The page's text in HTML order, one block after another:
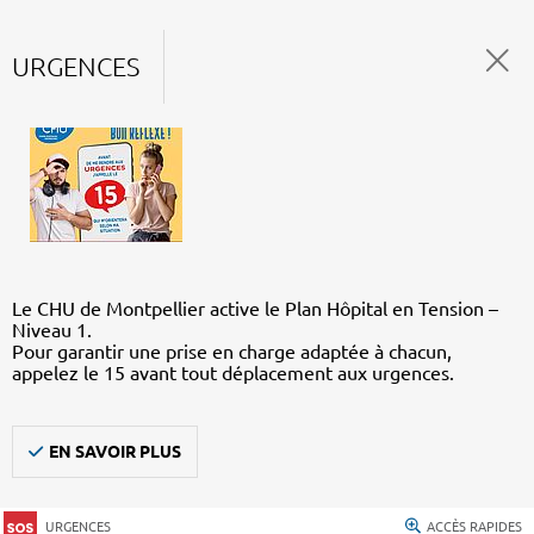
URGENCES
Le CHU de Montpellier active le Plan Hôpital en Tension –
Niveau 1.
Pour garantir une prise en charge adaptée à chacun,
appelez le 15 avant tout déplacement aux urgences.
EN SAVOIR PLUS
URGENCES ACCÈS RAPIDES